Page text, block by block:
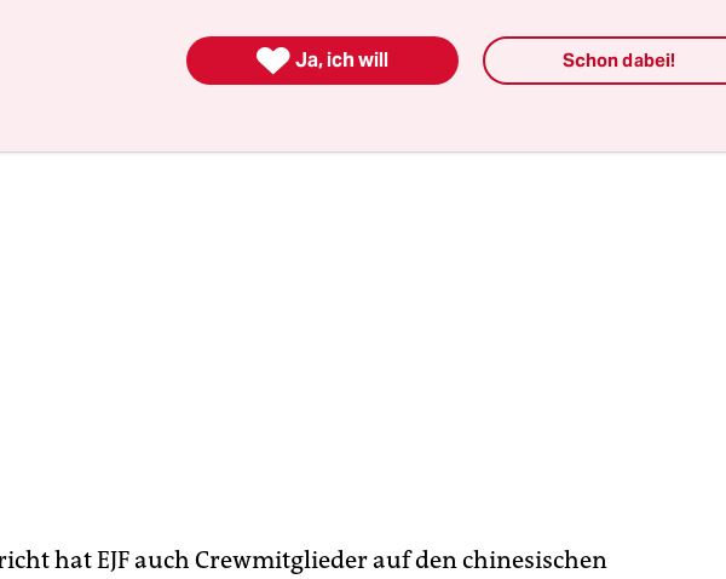
das Ökosystem des Meeres bedrohen, so die NGO.
hat EJF auch Crewmitglieder auf den chinesischen
 Ja, ich will Schon dabei!